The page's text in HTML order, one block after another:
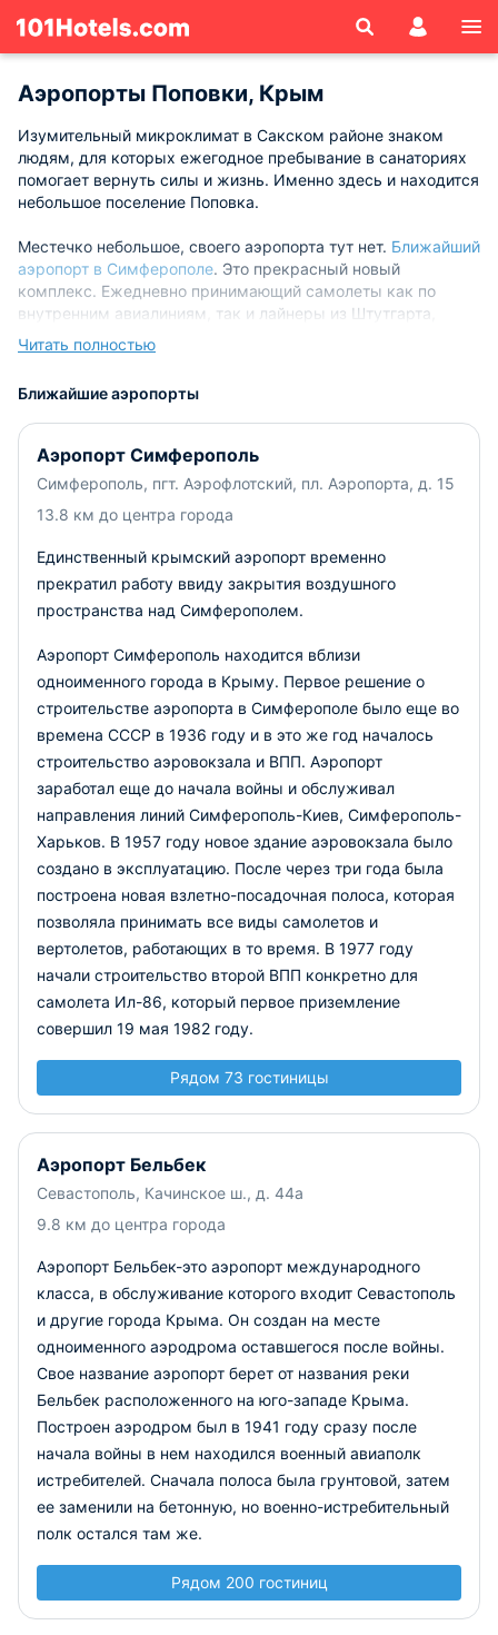
Аэропорты Поповки, Крым
Изумительный микроклимат в Сакском районе знаком
людям, для которых ежегодное пребывание в санаториях
помогает вернуть силы и жизнь. Именно здесь и находится
небольшое поселение Поповка.
Местечко небольшое, своего аэропорта тут нет. Ближайший
аэропорт в Симферополе. Это прекрасный новый
комплекс. Ежедневно принимающий самолеты как по
внутренним авиалиниям, так и лайнеры из Штутгарта,
Берлина. Франкфурта.
всего 91 км и вы попадаете в удивительно зеленый край,
курортов, санаториев, отлично развитая инфраструктура,
огромное количество кафе и ресторанов. В санаториях и на
базах отдыха вы увидите самое современное
оборудование, так что ваш отдых в этом прекрасном
местечке вам пойдет на пользу.
Читать полностью
Ближайшие аэропорты
Аэропорт Симферополь
Симферополь, пгт. Аэрофлотский, пл. Аэропорта, д. 15
13.8 км до центра города
Единственный крымский аэропорт временно
прекратил работу ввиду закрытия воздушного
пространства над Симферополем.
Аэропорт Симферополь находится вблизи
одноименного города в Крыму. Первое решение о
строительстве аэропорта в Симферополе было еще во
времена СССР в 1936 году и в это же год началось
строительство аэровокзала и ВПП. Аэропорт
заработал еще до начала войны и обслуживал
направления линий Симферополь-Киев, Симферополь-
Харьков. В 1957 году новое здание аэровокзала было
создано в эксплуатацию. После через три года была
построена новая взлетно-посадочная полоса, которая
позволяла принимать все виды самолетов и
вертолетов, работающих в то время. В 1977 году
начали строительство второй ВПП конкретно для
самолета Ил-86, который первое приземление
совершил 19 мая 1982 году.
Рядом 73 гостиницы
Аэропорт Бельбек
Севастополь, Качинское ш., д. 44а
9.8 км до центра города
Аэропорт Бельбек-это аэропорт международного
класса, в обслуживание которого входит Севастополь
и другие города Крыма. Он создан на месте
одноименного аэродрома оставшегося после войны.
Свое название аэропорт берет от названия реки
Бельбек расположенного на юго-западе Крыма.
Построен аэродром был в 1941 году сразу после
начала войны в нем находился военный авиаполк
истребителей. Сначала полоса была грунтовой, затем
ее заменили на бетонную, но военно-истребительный
полк остался там же.
Рядом 200 гостиниц